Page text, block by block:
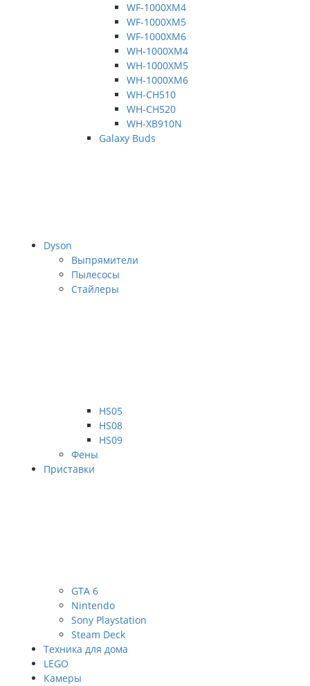
WF-1000XM4
WF-1000XM5
WF-1000XM6
WH-1000XM4
WH-1000XM5
WH-1000XM6
WH-CH510
WH-CH520
WH-XB910N
Galaxy Buds
Dyson
Выпрямители
Пылесосы
Стайлеры
HS05
HS08
HS09
Фены
Приставки
GTA 6
Nintendo
Sony Playstation
Steam Deck
Техника для дома
LEGO
Камеры